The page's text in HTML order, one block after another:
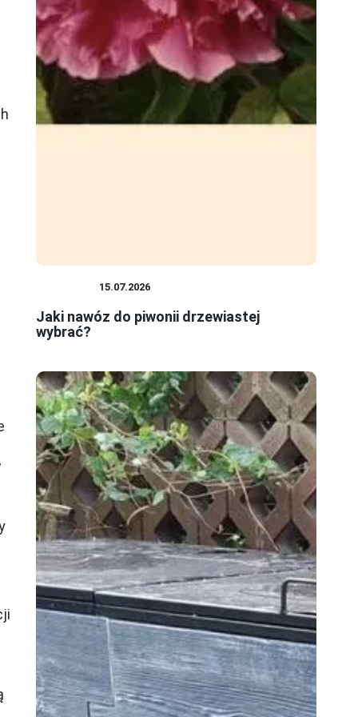
15.07.2026
Jaki nawóz do piwonii drzewiastej
wybrać?